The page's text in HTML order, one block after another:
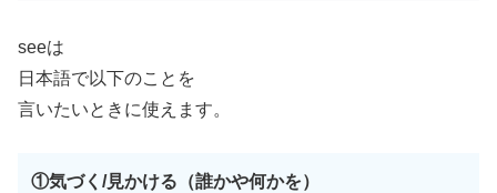
seeは
日本語で以下のことを
言いたいときに使えます。
①気づく/見かける（誰かや何かを）